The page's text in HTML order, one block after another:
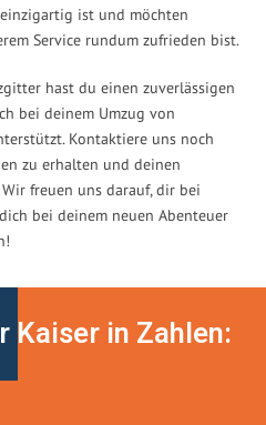
ist und möchten
Service rundum zufrieden bist.
hast du einen zuverlässigen
bei deinem Umzug von
Kontaktiere uns noch
zu erhalten und deinen
freuen uns darauf, dir bei
bei deinem neuen Abenteuer
Kaiser in Zahlen: